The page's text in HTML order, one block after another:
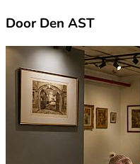
Door Den AST